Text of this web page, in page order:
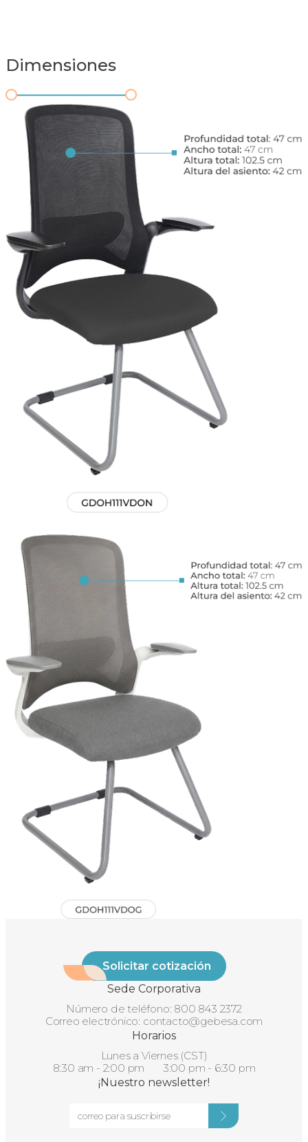
Dimensiones
Solicitar cotización
Sede Corporativa
Número de teléfono: 800 843 2372
Correo electrónico: contacto@gebesa.com
Horarios
Lunes a Viernes (CST)
8:30 am - 2:00 pm 3:00 pm - 6:30 pm
¡Nuestro newsletter!